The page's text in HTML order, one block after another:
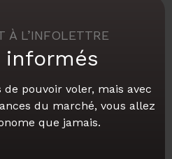
À L’INFOLETTRE
informés
de pouvoir voler, mais avec
du marché, vous allez
que jamais.